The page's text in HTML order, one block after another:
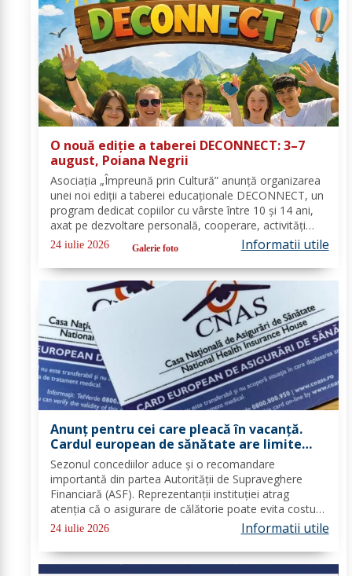
O nouă ediție a taberei DECONNECT: 3–7
august, Poiana Negrii
Asociația „Împreună prin Cultură” anunță organizarea
unei noi ediții a taberei educaționale DECONNECT, un
program dedicat copiilor cu vârste între 10 și 14 ani,
axat pe dezvoltare personală, cooperare, activități
outdoor și deconectare totală de la telefon. O tabără
cu sens, nu doar o vacanță!...
24 iulie 2026 Galerie foto Informatii utile
Anunț pentru cei care pleacă în vacanță.
Cardul european de sănătate are limite
importante. Greșeala care te poate costa
mii de euro
Sezonul concediilor aduce și o recomandare
importantă din partea Autorității de Supraveghere
Financiară (ASF). Reprezentanții instituției atrag
atenția că o asigurare de călătorie poate evita costuri
uriașe în cazul unor probleme medicale, al anulării
24 iulie 2026 Informatii utile